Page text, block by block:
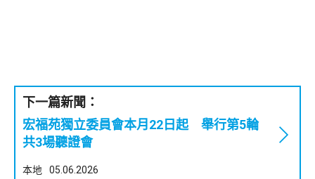
下一篇新聞：
宏福苑獨立委員會本月22日起 舉行第5輪
共3場聽證會
本地 05.06.2026